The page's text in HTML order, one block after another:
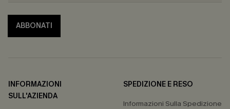
ABBONATI
INFORMAZIONI
SULL'AZIENDA
SPEDIZIONE E RESO
Informazioni Sulla Spedizione